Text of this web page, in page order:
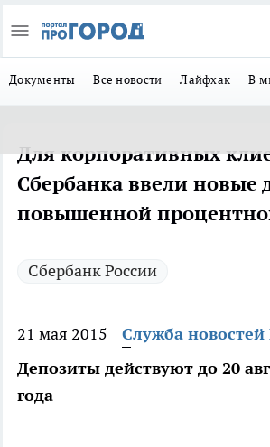
Документы Все новости Лайфхак В
Для корпоративных
Сбербанка ввели новые
повышенной
Сбербанк России
21 мая 2015
Служба
Депозиты действуют до 20
года